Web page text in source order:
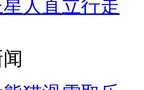
人直立行走